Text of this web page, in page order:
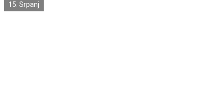
15. Srpanj